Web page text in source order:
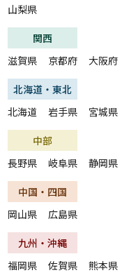
無期雇用派遣
こだわり
未経験・初心者OK
大量募集
夜勤のお仕事
扶養内勤務OK
副業・WワークOK
即日勤務OK
履歴書不要
服装自由
山梨県
関西
滋賀県
京都府 大阪府
北海道・東北
北海道
岩手県 宮城県
中部
長野県
岐阜県 静岡県
中国・四国
岡山県
広島県
九州・沖縄
福岡県
佐賀県 熊本県